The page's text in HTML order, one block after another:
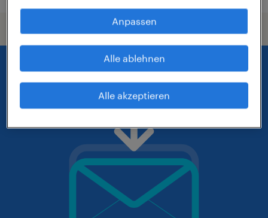
Anpassen
Alle ablehnen
Alle akzeptieren